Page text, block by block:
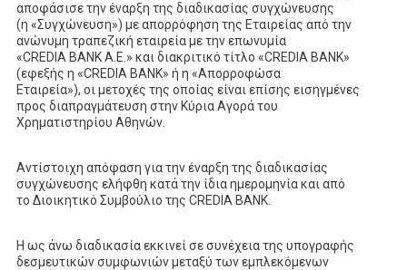
αποφάσισε την έναρξη της διαδικασίας συγχώνευσης
(η «Συγχώνευση») με απορρόφηση της Εταιρείας από την
ανώνυμη τραπεζική εταιρεία με την επωνυμία
«CREDIA BANK Α.Ε.» και διακριτικό τίτλο «CREDIA BANK»
(εφεξής η «CREDIA BANK» ή η «Απορροφώσα
Εταιρεία»), οι μετοχές της οποίας είναι επίσης εισηγμένες
προς διαπραγμάτευση στην Κύρια Αγορά του
Χρηματιστηρίου Αθηνών.
Αντίστοιχη απόφαση για την έναρξη της διαδικασίας
συγχώνευσης ελήφθη κατά την ίδια ημερομηνία και από
το Διοικητικό Συμβούλιο της CREDIA BANK.
Η ως άνω διαδικασία εκκινεί σε συνέχεια της υπογραφής
δεσμευτικών συμφωνιών μεταξύ των εμπλεκόμενων